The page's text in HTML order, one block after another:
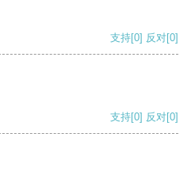
支持[0] 反对[0]
支持[0] 反对[0]